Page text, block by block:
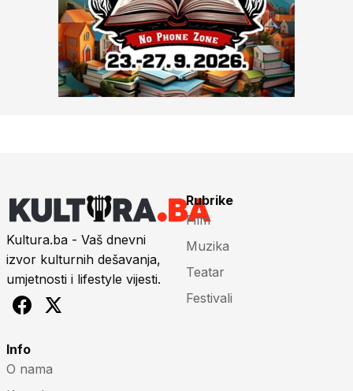
Kultura.ba - Vaš dnevni
izvor kulturnih dešavanja,
umjetnosti i lifestyle vijesti.
Rubrike
Film
Muzika
Teatar
Festivali
Info
O nama